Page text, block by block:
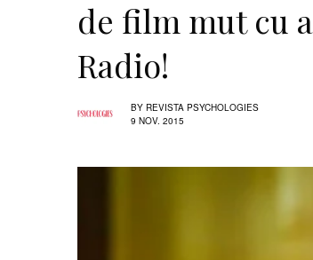
de film mut cu
Radio!
BY REVISTA PSYCHOLOGIES
9 NOV. 2015